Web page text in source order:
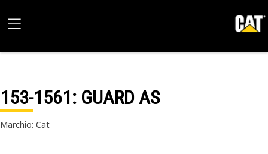
153-1561: GUARD AS
Marchio: Cat